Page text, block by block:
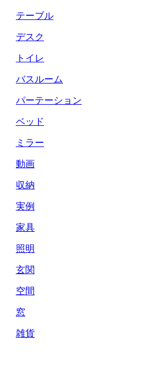
テーブル
デスク
トイレ
バスルーム
パーテーション
ベッド
ミラー
動画
収納
実例
家具
照明
玄関
空間
窓
雑貨